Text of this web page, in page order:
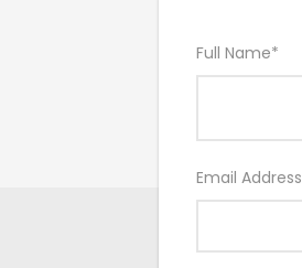
Full Name*
Email Address